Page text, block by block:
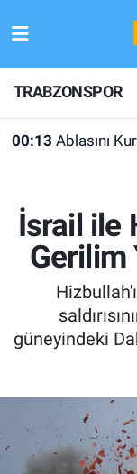
TRABZONSPOR
00:13 Ablasını
İsrail ile
Gerilim
güneyindeki
TRABZON
KULİS
1461
FUTBOL
TV VE
Hava
Trafik
Son Dakika
Haber Arşivi